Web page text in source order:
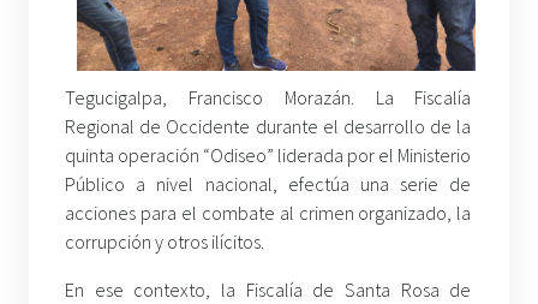
Tegucigalpa, Francisco Morazán. La Fiscalía
Regional de Occidente durante el desarrollo de la
quinta operación “Odiseo” liderada por el Ministerio
Público a nivel nacional, efectúa una serie de
acciones para el combate al crimen organizado, la
corrupción y otros ilícitos.
En ese contexto, la Fiscalía de Santa Rosa de